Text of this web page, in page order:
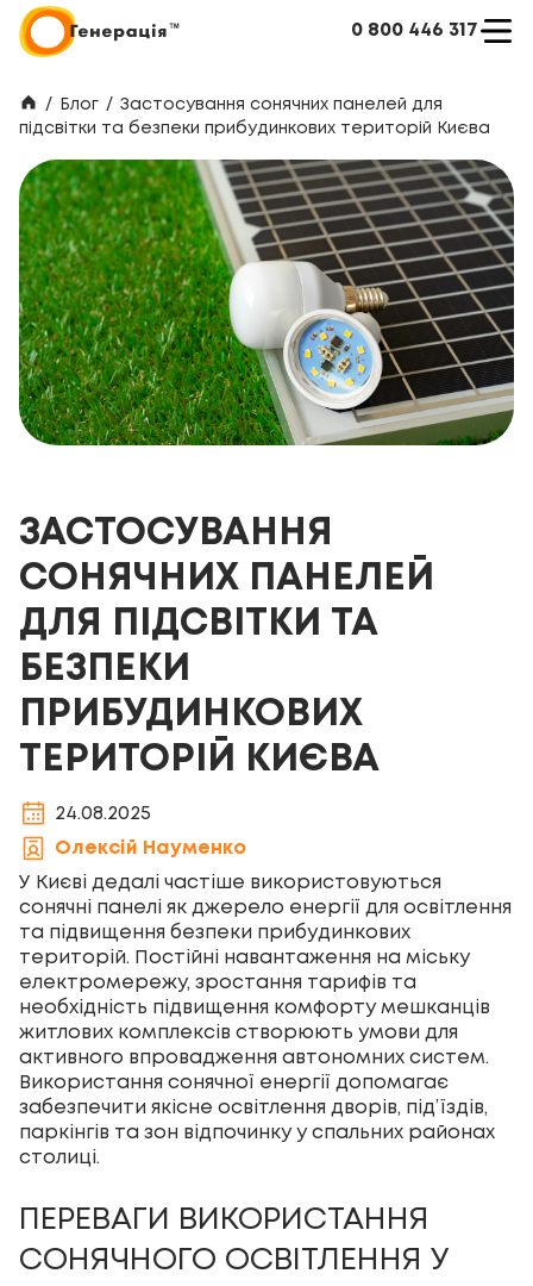
0 800 446 317
/ Блог / Застосування сонячних панелей для
підсвітки та безпеки прибудинкових територій Києва
ЗАСТОСУВАННЯ
СОНЯЧНИХ ПАНЕЛЕЙ
ДЛЯ ПІДСВІТКИ ТА
БЕЗПЕКИ
ПРИБУДИНКОВИХ
ТЕРИТОРІЙ КИЄВА
24.08.2025
Олексій Науменко
У Києві дедалі частіше використовуються
сонячні панелі як джерело енергії для освітлення
та підвищення безпеки прибудинкових
територій. Постійні навантаження на міську
електромережу, зростання тарифів та
необхідність підвищення комфорту мешканців
житлових комплексів створюють умови для
активного впровадження автономних систем.
Використання сонячної енергії допомагає
забезпечити якісне освітлення дворів, під’їздів,
паркінгів та зон відпочинку у спальних районах
столиці.
ПЕРЕВАГИ ВИКОРИСТАННЯ
СОНЯЧНОГО ОСВІТЛЕННЯ У